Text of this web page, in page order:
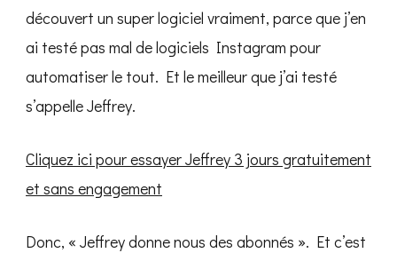
découvert un super logiciel vraiment, parce que j’en
ai testé pas mal de logiciels Instagram pour
automatiser le tout. Et le meilleur que j’ai testé
s’appelle Jeffrey.
Cliquez ici pour essayer Jeffrey 3 jours gratuitement
et sans engagement
Donc, « Jeffrey donne nous des abonnés ». Et c’est